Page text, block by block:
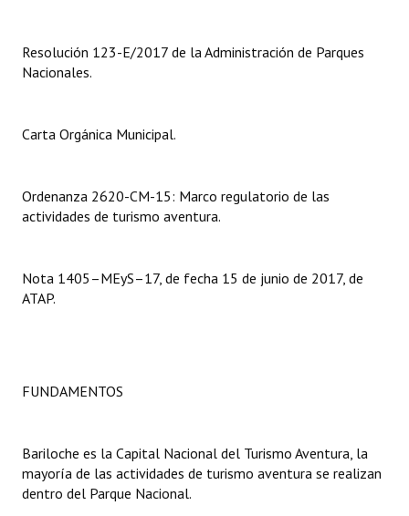
DOCUMENTOS
Proyectos Presentados
Actas de Sesión
Ejecución Presupuestaria
Comunicaciones
Resoluciones
Resolución 123-E/2017 de la Administración de Parques
Nacionales.
Carta Orgánica Municipal.
Ordenanza 2620-CM-15: Marco regulatorio de las
actividades de turismo aventura.
Nota 1405–MEyS–17, de fecha 15 de junio de 2017, de
ATAP.
FUNDAMENTOS
Bariloche es la Capital Nacional del Turismo Aventura, la
mayoría de las actividades de turismo aventura se realizan
dentro del Parque Nacional.